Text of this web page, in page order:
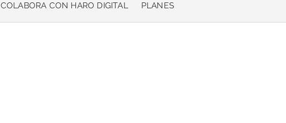
COLABORA CON HARO DIGITAL PLANES